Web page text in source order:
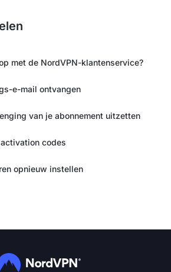
met de NordVPN-klantenservice?
e-mail ontvangen
van je abonnement uitzetten
codes
opnieuw instellen